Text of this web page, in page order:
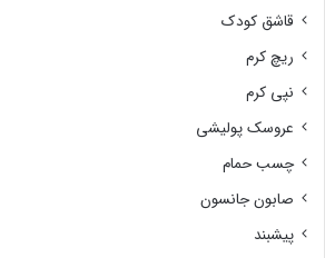
قاشق کودک
ریچ کرم
نپی کرم
عروسک پولیشی
چسب حمام
صابون جانسون
پیشبند